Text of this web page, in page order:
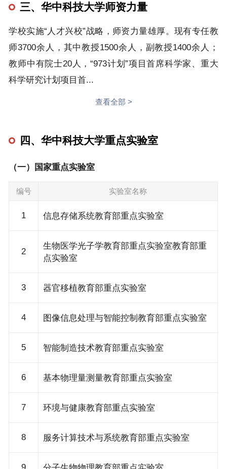
三、华中科技大学师资力量
学校实施“人才兴校”战略，师资力量雄厚。现有专任教
师3700余人，其中教授1500余人，副教授1400余人；
教师中有院士20人，“973计划”项目首席科学家、重大
科学研究计划项目首...
查看全部 >
四、华中科技大学重点实验室
（一）国家重点实验室
编号 实验室名称
1 信息存储系统教育部重点实验室
2
生物医学光子学教育部重点实验室教育部重
点实验室
3 器官移植教育部重点实验室
4 图像信息处理与智能控制教育部重点实验室
5 智能制造技术教育部重点实验室
6 基本物理量测量教育部重点实验室
7 环境与健康教育部重点实验室
8 服务计算技术与系统教育部重点实验室